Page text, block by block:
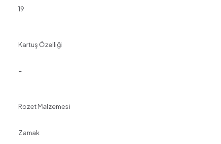
19
Kartuş Özelliği
–
Rozet Malzemesi
Zamak